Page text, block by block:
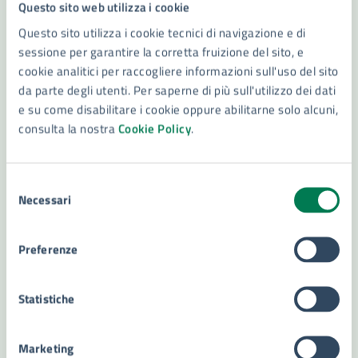
Questo sito web utilizza i cookie
Questo sito utilizza i cookie tecnici di navigazione e di
sessione per garantire la corretta fruizione del sito, e
cookie analitici per raccogliere informazioni sull'uso del sito
da parte degli utenti. Per saperne di più sull'utilizzo dei dati
e su come disabilitare i cookie oppure abilitarne solo alcuni,
consulta la nostraCookie Policy.
delNecessari
Preferenze
Statistiche
Marketing
Amministrazione
Settore Pianificazione Urbanistica,
Programmazione e Progettazione OO. PP. servizi e
Forniture e Partenariato-Programmazione,
coordinamento e monitoraggio finanziamenti e
Settore, Giovani, Sport e Tempo Libero